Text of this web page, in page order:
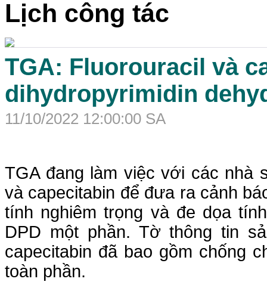
Lịch công tác
TGA: Fluorouracil và
dihydropyrimidin
11/10/2022 12:00:00 SA
TGA đang làm việc với các nhà
và capecitabin để đưa ra cảnh
tính nghiêm trọng và đe dọa
DPD một phần. Tờ thông tin
capecitabin đã bao gồm chống
toàn phần.